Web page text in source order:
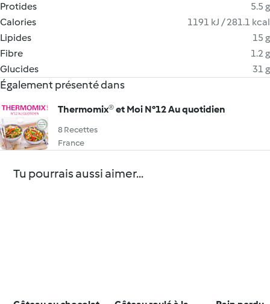
Protides
5.5 g
Calories
1191 kJ / 281.1 kcal
Lipides
15 g
Fibre
1.2 g
Glucides
31 g
Également présenté dans
Thermomix® et Moi N°12 Au quotidien
8 Recettes
France
Tu pourrais aussi aimer...